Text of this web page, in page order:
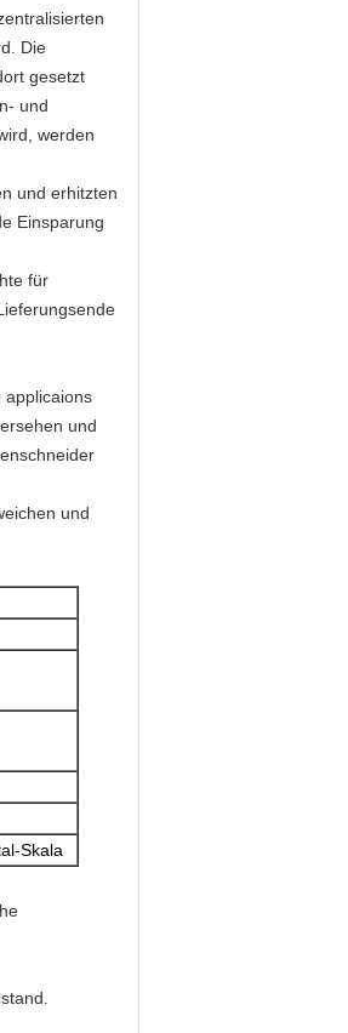
Die
gesetzt
und
werden
und erhitzten
Einsparung
für
applicaions
und
und
Skala